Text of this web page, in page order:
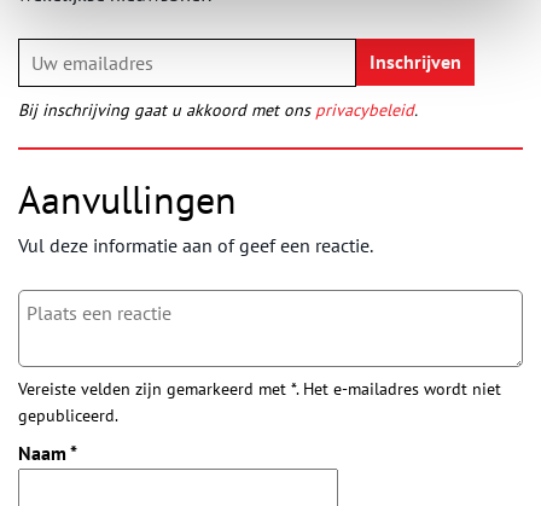
Bij inschrijving gaat u akkoord met ons privacybeleid.
Aanvullingen
Vul deze informatie aan of geef een reactie.
Vereiste velden zijn gemarkeerd met *. Het e-mailadres wordt niet
gepubliceerd.
Naam *